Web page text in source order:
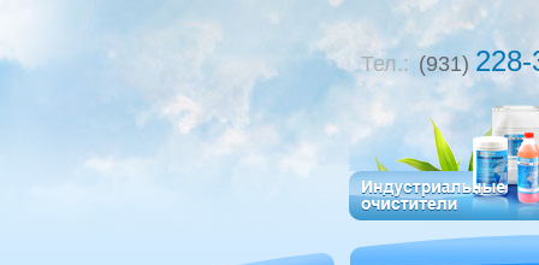
Тел.: (931)